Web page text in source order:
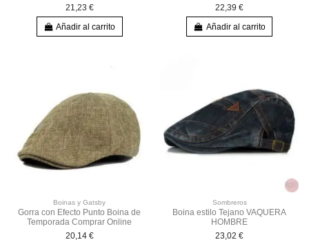
21,23 €
Añadir al carrito
22,39 €
Añadir al carrito
Boinas y Gatsby
Gorra con Efecto Punto Boina de
Temporada Comprar Online
20,14 €
Sombreros
Boina estilo Tejano VAQUERA
HOMBRE
23,02 €